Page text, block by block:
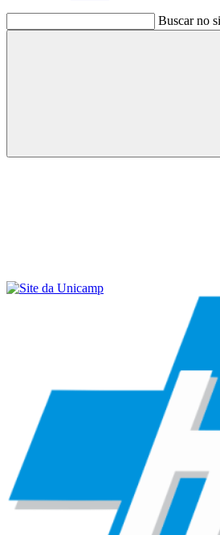
Buscar no
Buscar